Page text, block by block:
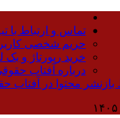
تماس و ارتباط با
حریم شخصی
خرید رپورتاژ و بک
درباره آفتاب
محتوا در آفتاب